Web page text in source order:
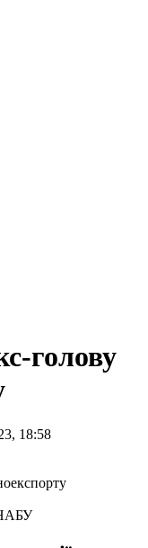
голову
18:58
НАБУ